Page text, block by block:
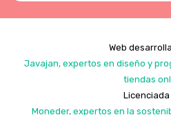
Web
Javajan, expertos en diseño y
tiendas
Moneder, expertos en la